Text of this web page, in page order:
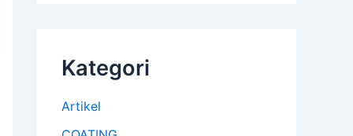
Kategori
Artikel